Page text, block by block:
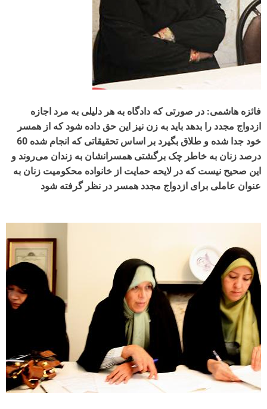
فائزه هاشمی: در صورتی که دادگاه به هر دلیلی به مرد اجازه
ازدواج مجدد را بدهد باید به زن نیز این حق داده شود که از همسر
خود جدا شده و طلاق بگیرد بر اساس تحقیقاتی که انجام شده 60
درصد زنان به خاطر چک برگشتی همسرانشان به زندان می‌روند و
این صحیح نیست که در لایحه حمایت از خانواده محکومیت زنان به
عنوان عاملی برای ازدواج مجدد همسر در نظر گرفته شود